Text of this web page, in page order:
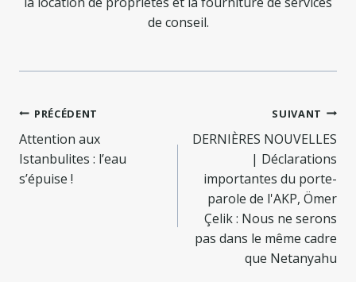
de conseil.
Navigation
de
l’article
PRÉCÉDENT
Attention aux
Istanbulites : l’eau
s’épuise !
SUIVANT
DERNIÈRES NOUVELLES
| Déclarations
importantes du porte-
parole de l'AKP, Ömer
Çelik : Nous ne serons
pas dans le même cadre
que Netanyahu